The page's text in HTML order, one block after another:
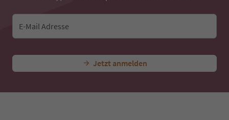
E-Mail Adresse
Jetzt anmelden